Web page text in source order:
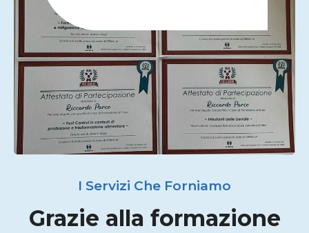
I Servizi Che Forniamo
Grazie alla formazione